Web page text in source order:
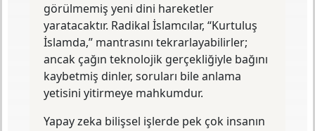
olduğunu anlatan Harari, Homo Deus'ta
çarpıcı öngörüleriyle yarınımızı ele alıyor.
İnsanlığın ölümsüzlük, mutluluk ve
tanrısallık peşindeki yolculuğunu bilim, tarih
ve felsefe ışığında incelediği bu
çalışmasında, insanın bambaşka bir türe,
Homo deus'a evrildiği bir gelecek
görülmemiş yeni dini hareketler
yaratacaktır. Radikal İslamcılar, “Kurtuluş
İslamda,” mantrasını tekrarlayabilirler;
ancak çağın teknolojik gerçekliğiyle bağını
kaybetmiş dinler, soruları bile anlama
yetisini yitirmeye mahkumdur.
Yapay zeka bilişsel işlerde pek çok insanın